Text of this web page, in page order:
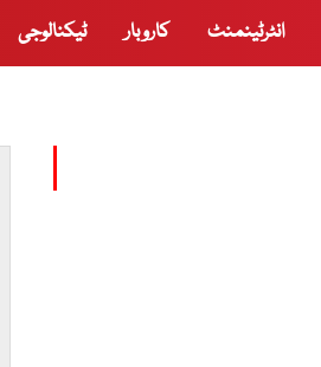
انٹرٹینمنٹ کاروبار ٹیکنالوجی